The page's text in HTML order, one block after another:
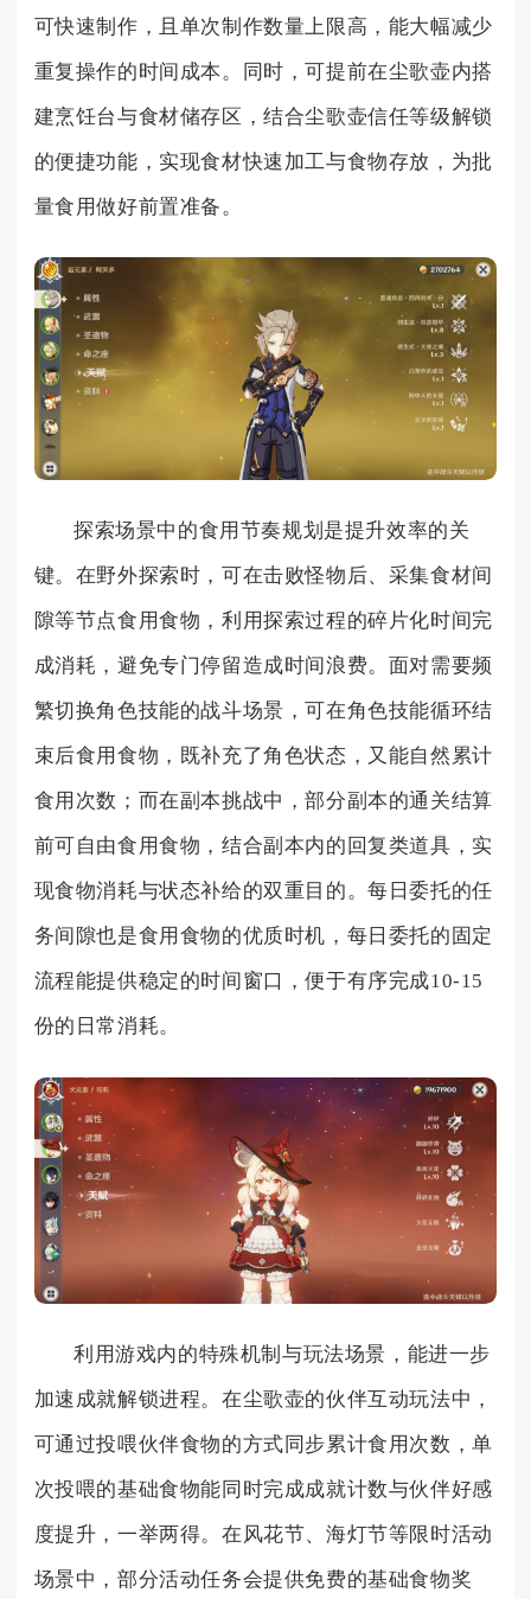
可快速制作，且单次制作数量上限高，能大幅减少
重复操作的时间成本。同时，可提前在尘歌壶内搭
建烹饪台与食材储存区，结合尘歌壶信任等级解锁
的便捷功能，实现食材快速加工与食物存放，为批
量食用做好前置准备。
探索场景中的食用节奏规划是提升效率的关
键。在野外探索时，可在击败怪物后、采集食材间
隙等节点食用食物，利用探索过程的碎片化时间完
成消耗，避免专门停留造成时间浪费。面对需要频
繁切换角色技能的战斗场景，可在角色技能循环结
束后食用食物，既补充了角色状态，又能自然累计
食用次数；而在副本挑战中，部分副本的通关结算
前可自由食用食物，结合副本内的回复类道具，实
现食物消耗与状态补给的双重目的。每日委托的任
务间隙也是食用食物的优质时机，每日委托的固定
流程能提供稳定的时间窗口，便于有序完成10-15
份的日常消耗。
利用游戏内的特殊机制与玩法场景，能进一步
加速成就解锁进程。在尘歌壶的伙伴互动玩法中，
可通过投喂伙伴食物的方式同步累计食用次数，单
次投喂的基础食物能同时完成成就计数与伙伴好感
度提升，一举两得。在风花节、海灯节等限时活动
场景中，部分活动任务会提供免费的基础食物奖